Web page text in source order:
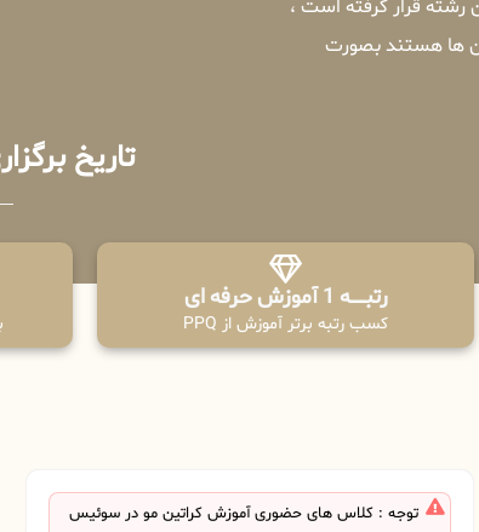
قرار گرفته است ،
ها هستند بصورت
تاریخ برگزاری :
رتبــــــه 1 آموزش حرفه ای
کسب رتبه برتر آموزش از PPQ
توجه : کلاس های حضوری آموزش کراتین مو در سوئیس